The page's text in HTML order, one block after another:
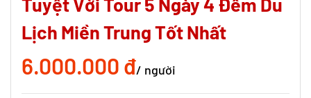
Lịch Miền Trung Tốt Nhất
6.000.000 đ/ người